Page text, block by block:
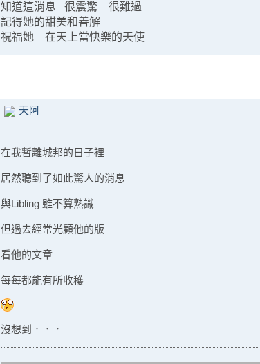
知道這消息 很震驚 很難過
記得她的甜美和善解
祝福她 在天上當快樂的天使
天阿
在我暫離城邦的日子裡
居然聽到了如此驚人的消息
與Libling 雖不算熟識
但過去經常光顧他的版
看他的文章
每每都能有所收穫
沒想到．．．